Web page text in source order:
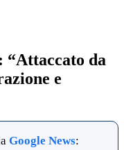
“Attaccato da
e
Google News: